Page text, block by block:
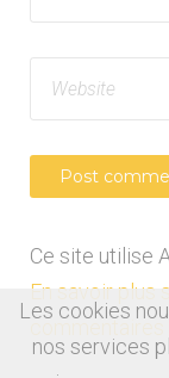
Ce site utilise
En savoir plus
Les cookies
nos services